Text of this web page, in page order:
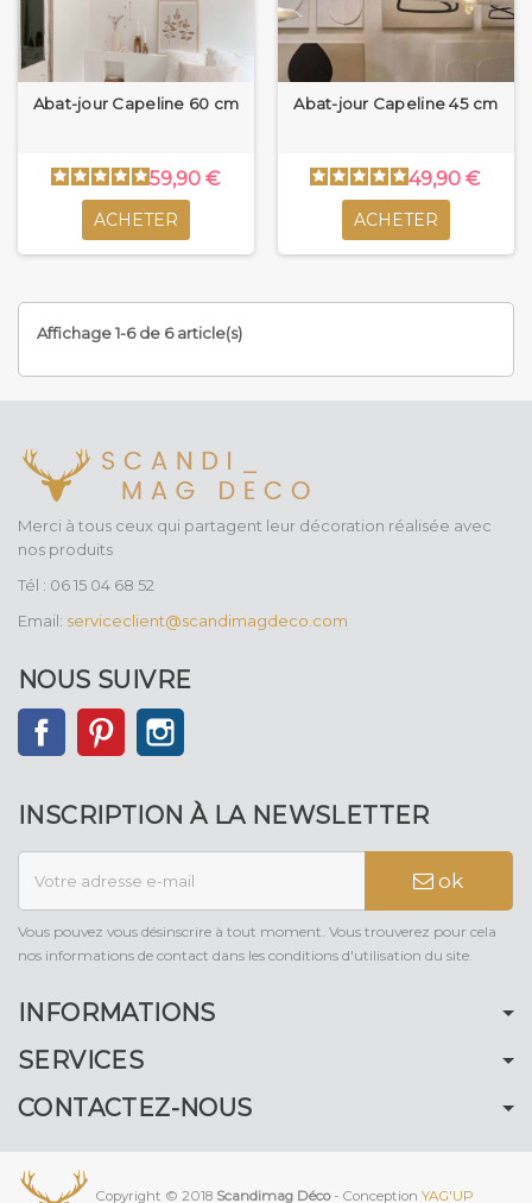
Abat-jour Capeline 60 cm
59,90 €
ACHETER
Abat-jour Capeline 45 cm
49,90 €
ACHETER
Affichage 1-6 de 6 article(s)
Merci à tous ceux qui partagent leur décoration réalisée avec
nos produits
Tél : 06 15 04 68 52
Email: serviceclient@scandimagdeco.com
NOUS SUIVRE
FacebookPinterest
INSCRIPTION À LA NEWSLETTER
ok
Vous pouvez vous désinscrire à tout moment. Vous trouverez pour cela
nos informations de contact dans les conditions d'utilisation du site.
INFORMATIONS
SERVICES
CONTACTEZ-NOUS
Copyright © 2018 Scandimag Déco- Conception YAG'UP